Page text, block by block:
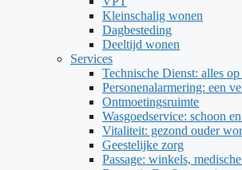
Kleinschalig wonen
Dagbesteding
Deeltijd wonen
Services
Technische Dienst: alles
Personenalarmering: een
Ontmoetingsruimte
Wasgoedservice: schoon
Vitaliteit: gezond ouder
Geestelijke zorg
Passage: winkels,